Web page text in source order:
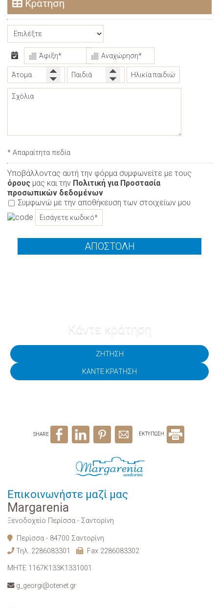
Κράτηση
* Απαραίτητα πεδία
Υποβάλλοντας αυτή την φόρμα συμφωνείτε με τους
όρους μας και την Πολιτική για Προστασία
προσωπικών δεδομένων
Συμφωνώ με την αποθήκευση των στοιχείων μου
ΑΠΟΣΤΟΛΉ
Κάντε κράτηση
ΖΉΤΗΣΗ
ΚΆΝΤΕ ΚΡΆΤΗΣΗ
SHARE ΕΚΤΥΠΩΣΗ
Επικοινωνήστε μαζί μας
Margarenia
Ξενοδοχείο Περίσσα - Σαντορίνη
Περίσσα - 84700 Σαντορίνη
Τηλ. 2286083301 Fax 2286083302
MHTE 1167K133K1331001
g_georgi@otenet.gr